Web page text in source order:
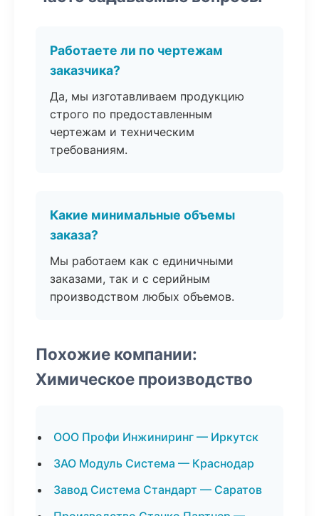
Работаете ли по чертежам
заказчика?
Да, мы изготавливаем продукцию
строго по предоставленным
чертежам и техническим
требованиям.
Какие минимальные объемы
заказа?
Мы работаем как с единичными
заказами, так и с серийным
производством любых объемов.
Похожие компании:
Химическое производство
ООО Профи Инжиниринг — Иркутск
ЗАО Модуль Система — Краснодар
Завод Система Стандарт — Саратов